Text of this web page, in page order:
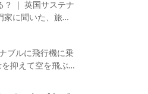
ナ
家に聞いた、旅の
ブルに飛行機に乗
抑えて空を飛ぶ